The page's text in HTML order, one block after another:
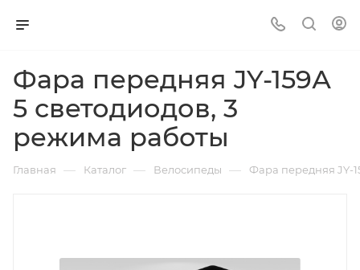
Фара передняя JY-159А
5 светодиодов, 3
режима работы
Главная — Каталог — Велосипеды — Фара передняя JY-